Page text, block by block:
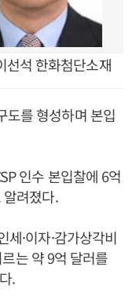
석 한화첨단소재
도를 형성하며 본입
인수 본입찰에 6억
려졌다.
·이자·감가상각비
는 약 9억 달러를
.